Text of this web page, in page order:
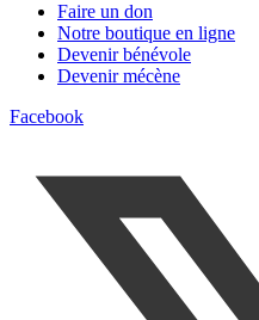
Faire un don
Notre boutique en ligne
Devenir bénévole
Devenir mécène
Facebook